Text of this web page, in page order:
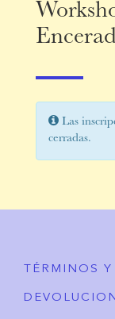
Las
cerradas.
TÉRMINOS